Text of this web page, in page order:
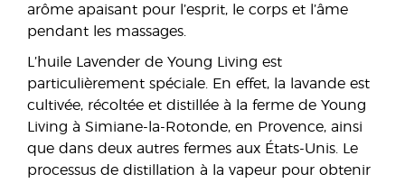
arôme apaisant pour l’esprit, le corps et l’âme
pendant les massages.
L’huile Lavender de Young Living est
particulièrement spéciale. En effet, la lavande est
cultivée, récoltée et distillée à la ferme de Young
Living à Simiane-la-Rotonde, en Provence, ainsi
que dans deux autres fermes aux États-Unis. Le
processus de distillation à la vapeur pour obtenir